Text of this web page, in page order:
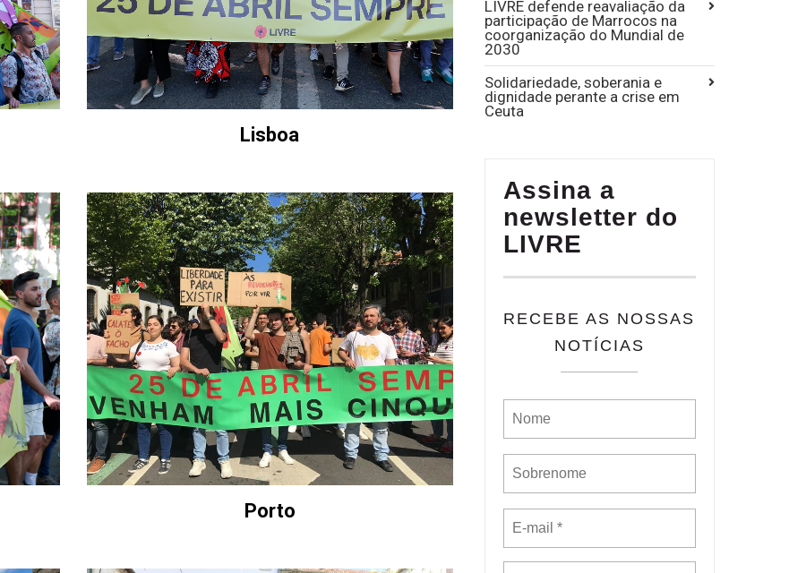
Lisboa
Porto
LIVRE defende reavaliação da
participação de Marrocos na
coorganização do Mundial de
2030
Solidariedade, soberania e
dignidade perante a crise em
Ceuta
Assina a
newsletter do
LIVRE
RECEBE AS NOSSAS
NOTÍCIAS